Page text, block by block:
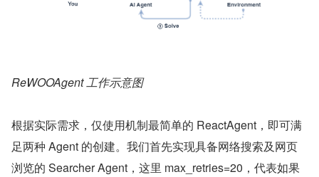
ReWOOAgent 工作示意图
根据实际需求，仅使用机制最简单的 ReactAgent，即可满
足两种 Agent 的创建。我们首先实现具备网络搜索及网页
浏览的 Searcher Agent，这里 max_retries=20，代表如果